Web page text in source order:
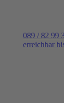
089 / 82 99
erreichbar